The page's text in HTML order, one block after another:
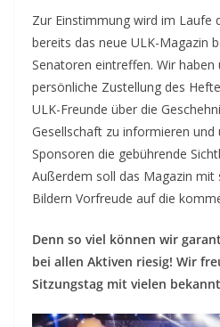
Zur Einstimmung wird im Laufe
bereits das neue ULK-Magazin
Senatoren eintreffen. Wir haben
persönliche Zustellung des
ULK-Freunde über die
Gesellschaft zu informieren und
Sponsoren die gebührende
Außerdem soll das Magazin mit
Bildern Vorfreude auf die
Denn so viel können wir
bei allen Aktiven riesig! Wir
Sitzungstag mit vielen